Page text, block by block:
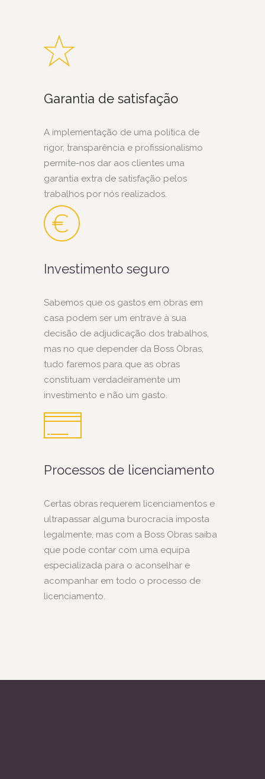
Garantia de satisfação
A implementação de uma política de
rigor, transparência e profissionalismo
permite-nos dar aos clientes uma
garantia extra de satisfação pelos
trabalhos por nós realizados.
Investimento seguro
Sabemos que os gastos em obras em
casa podem ser um entrave à sua
decisão de adjudicação dos trabalhos,
mas no que depender da Boss Obras,
tudo faremos para que as obras
constituam verdadeiramente um
investimento e não um gasto.
Processos de licenciamento
Certas obras requerem licenciamentos e
ultrapassar alguma burocracia imposta
legalmente, mas com a Boss Obras saiba
que pode contar com uma equipa
especializada para o aconselhar e
acompanhar em todo o processo de
licenciamento.